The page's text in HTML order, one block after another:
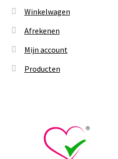
Winkelwagen
Afrekenen
Mijn account
Producten